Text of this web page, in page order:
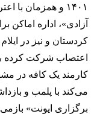
۱۴۰۱ و همزمان
آزادی»، اداره
کردستان و نیز در
اعتصاب شرکت کرده
کارمند یک کافه در
می‌کند با پلمب و
برگزاری ایونت»